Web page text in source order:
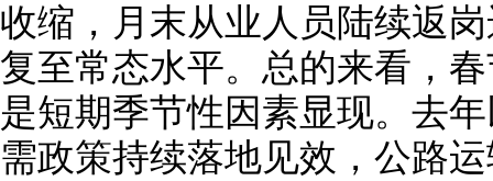
收缩，月末从业人员陆续返
复至常态水平。总的来看，
是短期季节性因素显现。去
需政策持续落地见效，公路